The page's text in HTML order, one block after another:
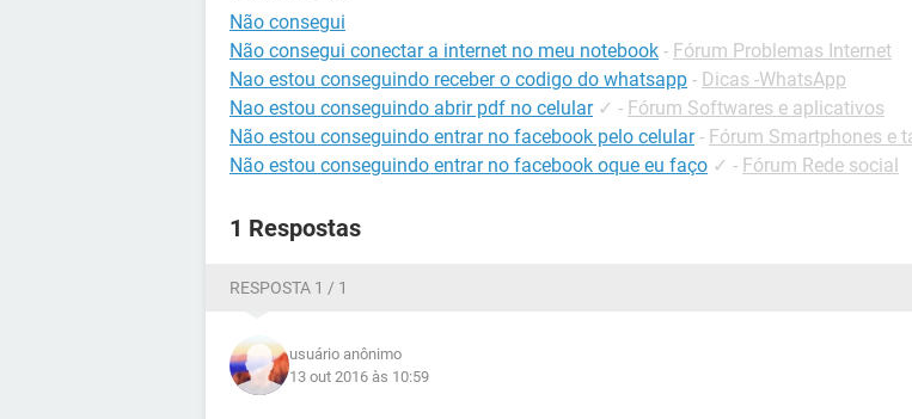
Não consegui
Não consegui conectar a internet no meu notebook - Fórum Problemas Internet
Nao estou conseguindo receber o codigo do whatsapp - Dicas -WhatsApp
Nao estou conseguindo abrir pdf no celular ✓ - Fórum Softwares e aplicativos
Não estou conseguindo entrar no facebook pelo celular - Fórum Smartphones e
Não estou conseguindo entrar no facebook oque eu faço ✓ - Fórum Rede social
1 Respostas
RESPOSTA 1 / 1
usuário anônimo
13 out 2016 às 10:59